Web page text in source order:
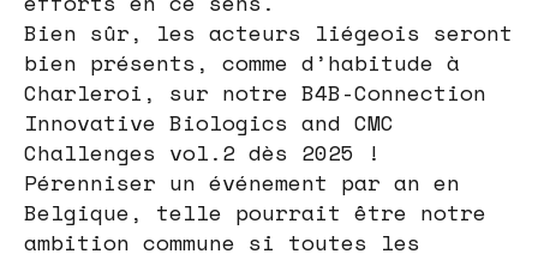
Bien sûr, les acteurs liégeois seront
bien présents, comme d’habitude à
Charleroi, sur notre B4B-Connection
Innovative Biologics and CMC
Challenges vol.2 dès 2025 !
Pérenniser un événement par an en
Belgique, telle pourrait être notre
ambition commune si toutes les